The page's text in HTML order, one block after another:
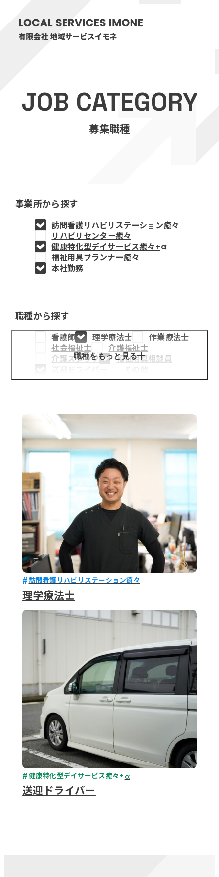
医療・介護事業
訪問看護リハビリステーション癒々
福祉用具プランナー癒々
教育事業
姫路中央こども園
姫路中央保育園
採用情報
医療・介護事業
募集職種
お知らせ
ENTRY
JOB CATEGORY
募集職種
事業所から探す
訪問看護リハビリステーション癒々
リハビリセンター癒々
健康特化型デイサービス癒々+α
福祉用具プランナー癒々
本社勤務
職種から探す
看護師 理学療法士
作業療法士
社会福祉士
介護福祉士
介護スタッフ
福祉用具相談員
職種をもっと見る
訪問看護リハビリステーション癒々
理学療法士
健康特化型デイサービス癒々+α
送迎ドライバー